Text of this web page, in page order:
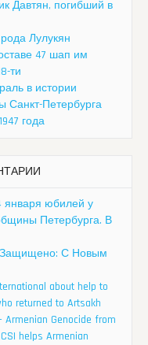
Давтян, погибший в
Лулукян
47 шап им
ти
в истории
Санкт-Петербурга
года
января юбилей у
Петербурга. В
Защищено: С Новым
about help to
returned to Artsakh
Genocide from
CSI helps Armenian